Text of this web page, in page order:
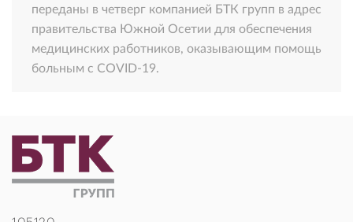
переданы в четверг компанией БТК групп в адрес
правительства Южной Осетии для обеспечения
медицинских работников, оказывающим помощь
больным с COVID-19.